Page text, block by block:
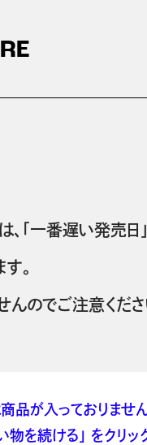
「一番遅い発売日
す。
のでご注意くださ
品が入っておりません
を続ける」 をクリッ